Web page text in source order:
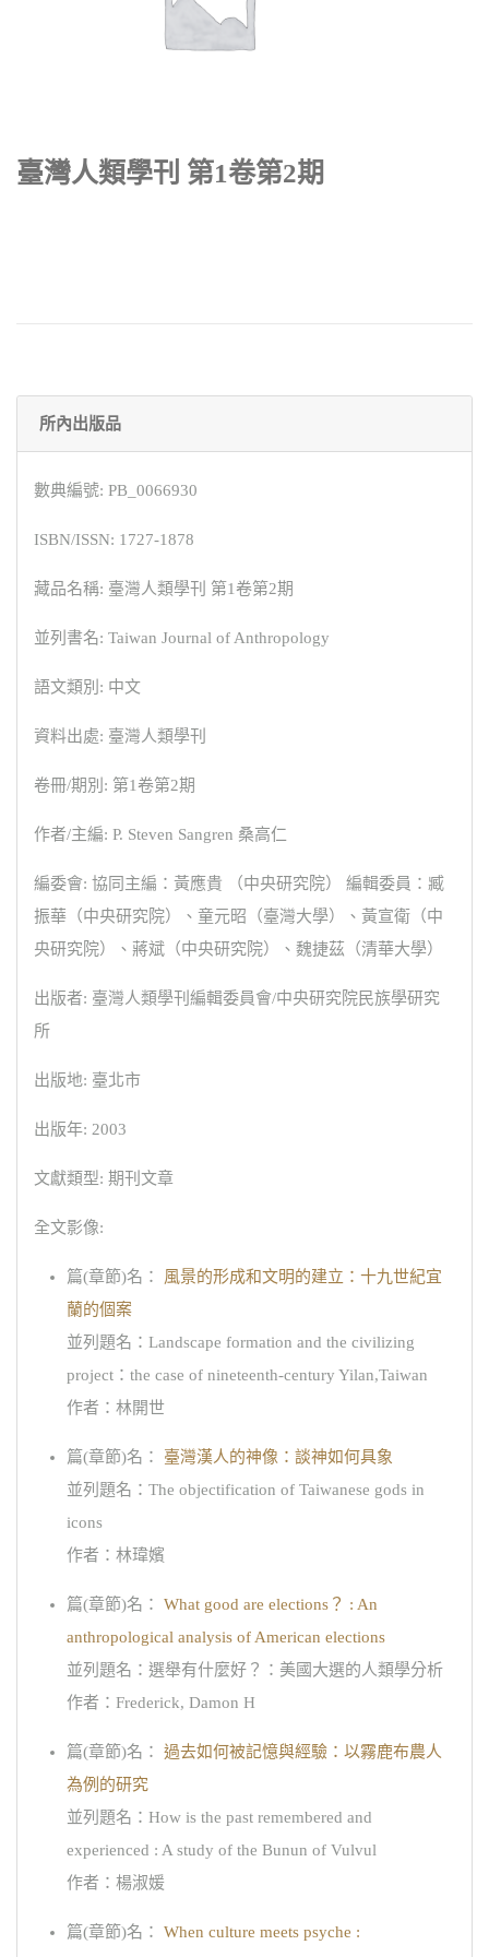
臺灣人類學刊 第1卷第2期
所內出版品
數典編號: PB_0066930
ISBN/ISSN: 1727-1878
藏品名稱: 臺灣人類學刊 第1卷第2期
並列書名: Taiwan Journal of Anthropology
語文類別: 中文
資料出處: 臺灣人類學刊
卷冊/期別: 第1卷第2期
作者/主編: P. Steven Sangren 桑高仁
編委會: 協同主編：黃應貴 （中央研究院） 編輯委員：臧
振華（中央研究院）、童元昭（臺灣大學）、黃宣衛（中
央研究院）、蔣斌（中央研究院）、魏捷茲（清華大學）
出版者: 臺灣人類學刊編輯委員會/中央研究院民族學研究
所
出版地: 臺北市
出版年: 2003
文獻類型: 期刊文章
全文影像:
篇(章節)名：
風景的形成和文明的建立：十九世紀宜
蘭的個案
並列題名：Landscape formation and the civilizing
project：the case of nineteenth-century Yilan,Taiwan
作者：林開世
篇(章節)名：
臺灣漢人的神像：談神如何具象
並列題名：The objectification of Taiwanese gods in
icons
作者：林瑋嬪
篇(章節)名：
What good are elections？ : An
anthropological analysis of American elections
並列題名：選舉有什麼好？：美國大選的人類學分析
作者：Frederick, Damon H
篇(章節)名：
過去如何被記憶與經驗：以霧鹿布農人
為例的研究
並列題名：How is the past remembered and
experienced : A study of the Bunun of Vulvul
作者：楊淑媛
篇(章節)名：
When culture meets psyche :